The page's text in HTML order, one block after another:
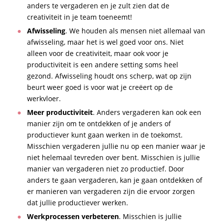
anders te vergaderen en je zult zien dat de
creativiteit in je team toeneemt!
Afwisseling. We houden als mensen niet allemaal van
afwisseling, maar het is wel goed voor ons. Niet
alleen voor de creativiteit, maar ook voor je
productiviteit is een andere setting soms heel
gezond. Afwisseling houdt ons scherp, wat op zijn
beurt weer goed is voor wat je creëert op de
werkvloer.
Meer productiviteit. Anders vergaderen kan ook een
manier zijn om te ontdekken of je anders of
productiever kunt gaan werken in de toekomst.
Misschien vergaderen jullie nu op een manier waar je
niet helemaal tevreden over bent. Misschien is jullie
manier van vergaderen niet zo productief. Door
anders te gaan vergaderen, kan je gaan ontdekken of
er manieren van vergaderen zijn die ervoor zorgen
dat jullie productiever werken.
Werkprocessen verbeteren. Misschien is jullie